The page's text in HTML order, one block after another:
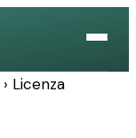
› Licenza